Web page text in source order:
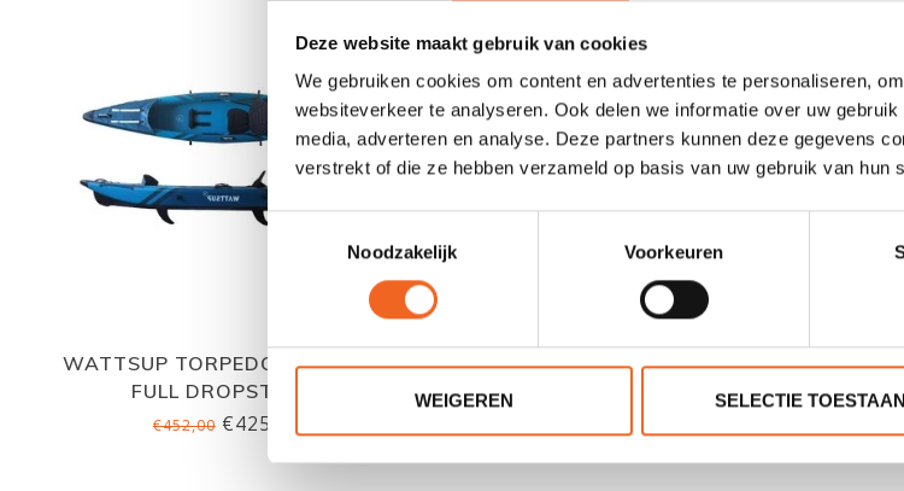
Deze website maakt gebruik van cookies
We gebruiken cookies om content en advertenties te personaliseren,
websiteverkeer te analyseren. Ook delen we informatie over uw
media, adverteren en analyse. Deze partners kunnen deze gegevens
verstrekt of die ze hebben verzameld op basis van uw gebruik van hun
Toestemmingsselectie
Noodzakelijk
Voorkeuren
WEIGEREN SELECTIE TOESTAAN
WATTSUP TORPEDO SOLO 365,
FULL DROPSTITCH
€452,00€425,00
WATTSUP TORPEDO TANDEM
426, FULL DROPSTITCH